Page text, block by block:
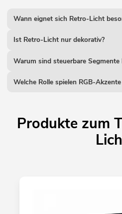
Wann eignet sich Retro-Licht
Ist Retro-Licht nur dekorativ?
Warum sind steuerbare
Welche Rolle spielen RGB-
Produkte zum